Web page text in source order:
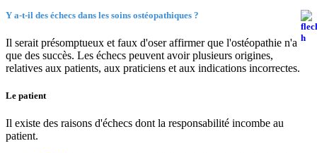
Y a-t-il des échecs dans les soins ostéopathiques ?
Il serait présomptueux et faux d'oser affirmer que l'ostéopathie n'a
que des succès. Les échecs peuvent avoir plusieurs origines,
relatives aux patients, aux praticiens et aux indications incorrectes.
Le patient
Il existe des raisons d'échecs dont la responsabilité incombe au
patient.